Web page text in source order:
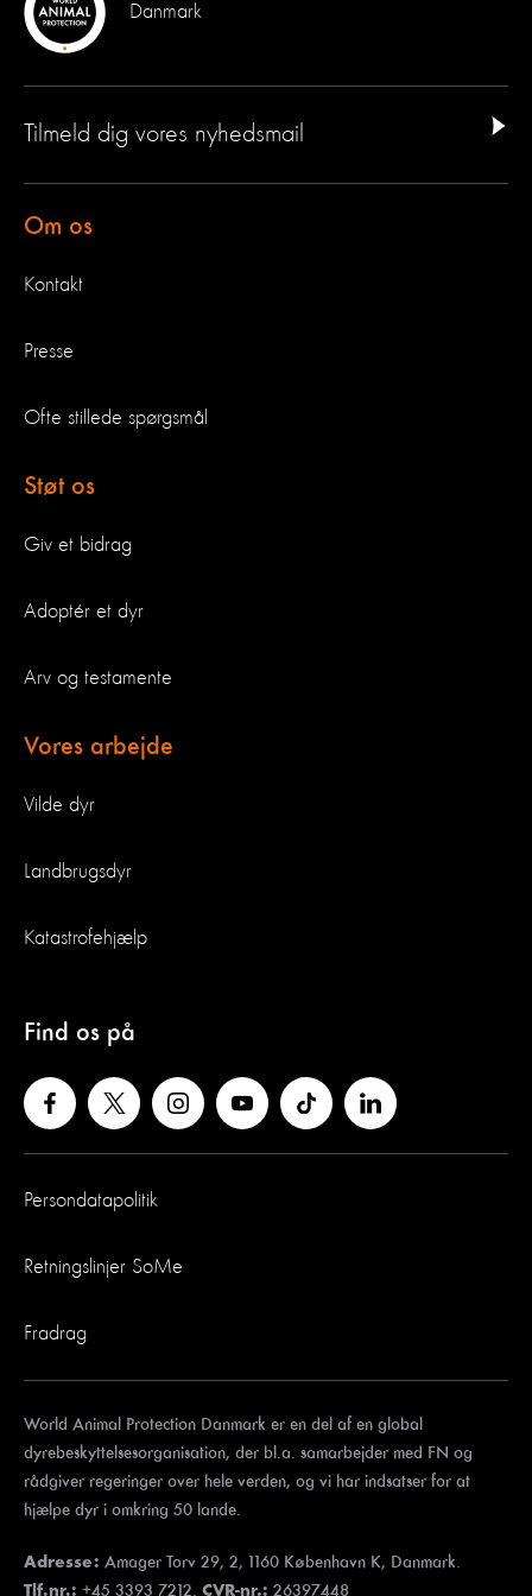
Danmark
Tilmeld dig vores nyhedsmail
Om os
Kontakt
Presse
Ofte stillede spørgsmål
Støt os
Giv et bidrag
Adoptér et dyr
Arv og testamente
Vores arbejde
Vilde dyr
Landbrugsdyr
Katastrofehjælp
Find os på
Persondatapolitik
Retningslinjer SoMe
Fradrag
World Animal Protection Danmark er en del af en global
dyrebeskyttelsesorganisation, der bl.a. samarbejder med FN og
rådgiver regeringer over hele verden, og vi har indsatser for at
hjælpe dyr i omkring 50 lande.
Adresse: Amager Torv 29, 2, 1160 København K, Danmark.
Tlf.nr.: +45 3393 7212. CVR-nr.: 26397448